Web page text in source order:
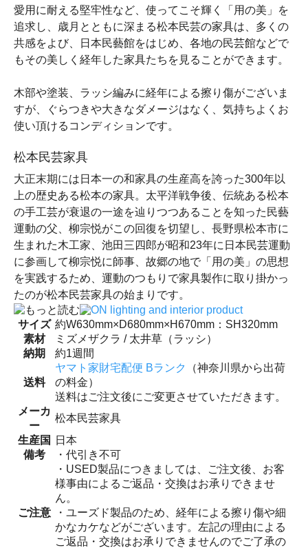
愛用に耐える堅牢性など、使ってこそ輝く「用の美」を
追求し、歳月とともに深まる松本民芸の家具は、多くの
共感をよび、日本民藝館をはじめ、各地の民芸館などで
もその美しく経年した家具たちを見ることができます。
木部や塗装、ラッシ編みに経年による擦り傷がございま
すが、ぐらつきや大きなダメージはなく、気持ちよくお
使い頂けるコンディションです。
松本民芸家具
大正末期には日本一の和家具の生産高を誇った300年以
上の歴史ある松本の家具。太平洋戦争後、伝統ある松本
の手工芸が衰退の一途を辿りつつあることを知った民藝
運動の父、柳宗悦がこの回復を切望し、長野県松本市に
生まれた木工家、池田三四郎が昭和23年に日本民芸運動
に参画して柳宗悦に師事、故郷の地で「用の美」の思想
を実践するため、運動のつもりで家具製作に取り掛かっ
たのが松本民芸家具の始まりです。
サイズ 約W630mm×D680mm×H670mm：SH320mm
素材
ミズメザクラ / 太井草（ラッシ）
納期
約1週間
送料
ヤマト家財宅配便 Bランク
（神奈川県から出荷
の料金）
送料はご注文後にご変更させていただきます。
メーカ
ー
松本民芸家具
生産国
日本
備考
・代引き不可
ご注意
・USED製品につきましては、ご注文後、お客
様事由によるご返品・交換はお承りできませ
ん。
・ユーズド製品のため、経年による擦り傷や細
かなカケなどがございます。左記の理由による
ご返品・交換はお承りできませんのでご了承の